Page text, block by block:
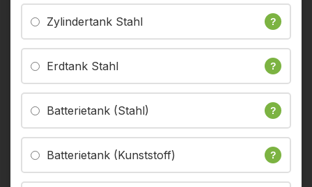
Zylindertank Stahl ?
Erdtank Stahl ?
Batterietank (Stahl) ?
Batterietank (Kunststoff) ?